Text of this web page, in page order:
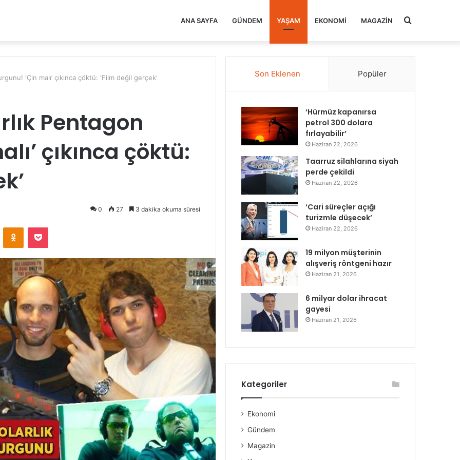
ANA SAYFA GÜNDEM YAŞAM EKONOMI MAGAZIN Arama
‘Çin malı’ çıkınca çöktü: ‘Film değil gerçek’
Pentagon
çıkınca çöktü:
0 27 3 dakika okuma süresi
Odnoklassniki
Pocket
Son Eklenen Popüler
‘Hürmüz kapanırsa
petrol 300 dolara
fırlayabilir’
Haziran 22, 2026
Taarruz silahlarına siyah
perde çekildi
Haziran 22, 2026
‘Cari süreçler açığı
turizmle düşecek’
Haziran 22, 2026
19 milyon müşterinin
alışveriş röntgeni hazır
Haziran 21, 2026
6 milyar dolar ihracat
gayesi
Haziran 21, 2026
Kategoriler
Ekonomi
Gündem
Magazin